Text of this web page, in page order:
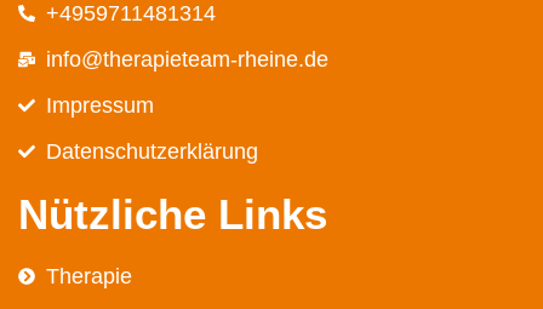
+4959711481314
info@therapieteam-rheine.de
Impressum
Datenschutz­erklärung
Nützliche Links
Therapie